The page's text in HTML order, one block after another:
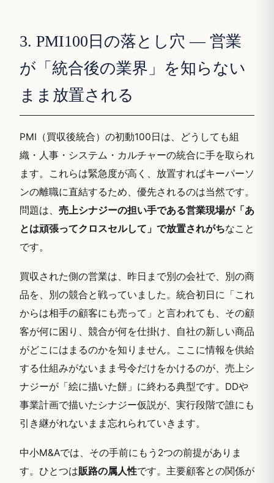
3. PMI100日の落とし穴 — 営業
が「統合後の業界」を知らない
まま放置される
PMI（買収後統合）の初動100日は、どうしても組
織・人事・システム・カルチャーの統合に手を取られ
ます。これらは緊急度が高く、放置すればキーパーソ
ンの離職に直結するため、優先されるのは当然です。
問題は、 売上シナジーの担い手である営業現場が「あ
とは頑張ってクロスセルして」で放置されがちなこと
です。
買収された側の営業は、昨日まで別の会社で、別の商
品を、別の競合と戦っていました。統合初日に「これ
からは相手の顧客にも売って」と言われても、その顧
客が何に困り、競合が何を仕掛け、自社の新しい商品
がどこにはまるのかを知りません。ここに情報を供給
する仕組みがないまま号令だけをかけるのが、売上シ
ナジーが「絵に描いた餅」に終わる典型です。DDや
事業計画で描いたシナジー仮説が、実行段階で誰にも
引き継がれないまま忘れられていきます。
中小M&Aでは、その手前にもう2つの前提がありま
す。ひとつは販路の属人性です。主要顧客との関係が